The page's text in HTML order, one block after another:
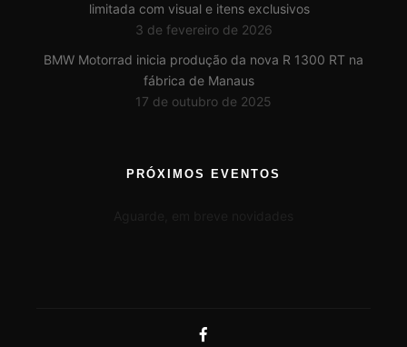
limitada com visual e itens exclusivos
3 de fevereiro de 2026
BMW Motorrad inicia produção da nova R 1300 RT na
fábrica de Manaus
17 de outubro de 2025
PRÓXIMOS EVENTOS